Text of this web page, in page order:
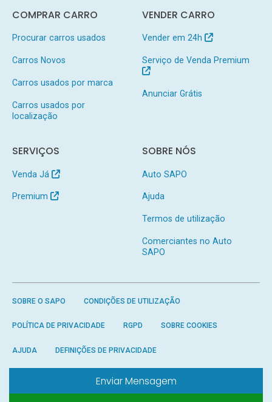
Enviar Mensagem
COMPRAR CARRO
Procurar carros usados
Carros Novos
Carros usados por marca
Carros usados por
localização
VENDER CARRO
Vender em 24h
Serviço de Venda Premium
Anunciar Grátis
SERVIÇOS
Venda Já
Premium
SOBRE NÓS
Auto SAPO
Ajuda
Termos de utilização
Comerciantes no Auto
SAPO
SOBRE O SAPO CONDIÇÕES DE UTILIZAÇÃO
POLÍTICA DE PRIVACIDADE RGPD SOBRE COOKIES
AJUDA DEFINIÇÕES DE PRIVACIDADE